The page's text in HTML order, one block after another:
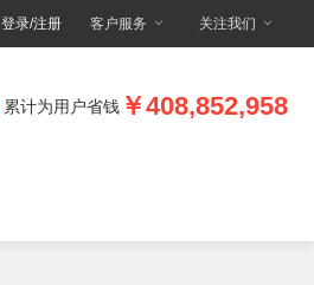
登录/注册 客户服务 关注我们
累计为用户省钱 ￥408,852,958